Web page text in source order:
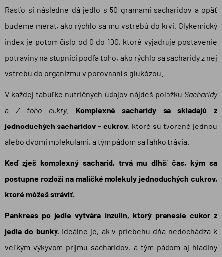
Rasťo si následne dá jedlo s 50 gramami sacharidov a opäť
budeme merať, ako rýchlo sa mu vstrebú do krvi. Glykemický
index je potom číslo od 0 do 100, ktoré vyjadruje postavenie
potraviny na stupnici podľa toho, ako rýchlo sa sacharidy z nej
vstrebú do organizmu v porovnaní s glukózou.
V každej tabuľke nutričných údajov nájdeš položku Sacharidy
a Z toho cukry. Komplexné sacharidy sa skladajú z
jednoduchých sacharidov - cukrov, ktoré sú tvorené jednou
alebo dvomi molekulami, a tým pádom sa ľahko trávia.
Keď zješ komplexný sacharid, trvá mu dlhší čas, kým sa
postupne rozloží na maličké molekuly jednoduchých cukrov,
ktoré môžeš stráviť.
Pankreas po jedle vytvára inzulín, ktorý prenesie cukor z
jedla do bunky. Ideálne je, ak v priebehu dňa nedochádza k
veľkým výkyvom príjmu sacharidov, a tým pádom aj hladiny